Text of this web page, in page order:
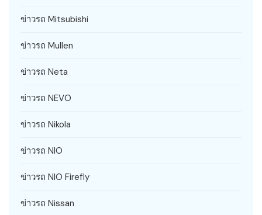
ข่าวรถ Mitsubishi
ข่าวรถ Mullen
ข่าวรถ Neta
ข่าวรถ NEVO
ข่าวรถ Nikola
ข่าวรถ NIO
ข่าวรถ NIO Firefly
ข่าวรถ Nissan